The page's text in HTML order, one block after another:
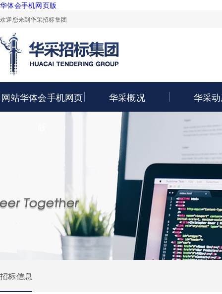
华体会手机网页版
欢迎您来到华采招标集团
网站华体会手机网页 华采概况 华采
招标信息